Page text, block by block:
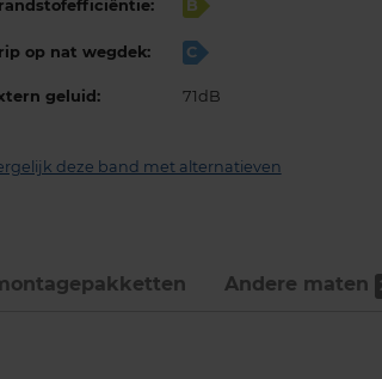
B
op nat wegdek: C
geluid: 71dB
deze band met alternatieven
Andere maten